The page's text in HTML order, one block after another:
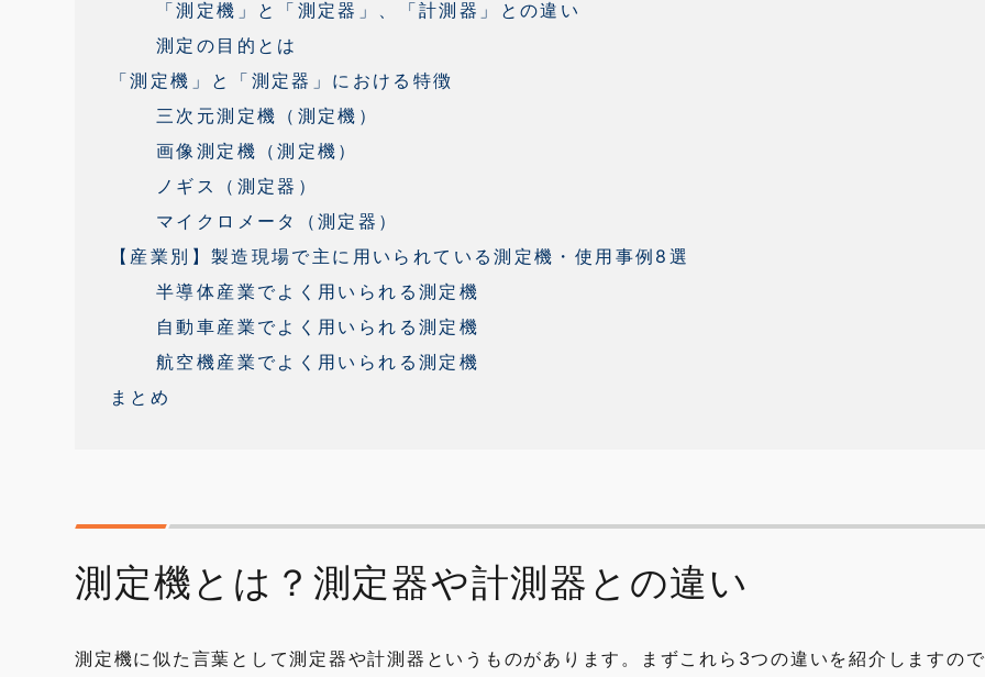
「測定機」と「測定器」、「計測器」との違い
測定の目的とは
「測定機」と「測定器」における特徴
三次元測定機（測定機）
画像測定機（測定機）
ノギス（測定器）
マイクロメータ（測定器）
【産業別】製造現場で主に用いられている測定機・使用事例8選
半導体産業でよく用いられる測定機
自動車産業でよく用いられる測定機
航空機産業でよく用いられる測定機
まとめ
測定機とは？測定器や計測器との違い
測定機に似た言葉として測定器や計測器というものがあります。まずこれら3つの違いを紹介しますの